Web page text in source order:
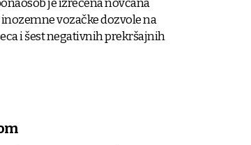
je izrečena novčana
vozačke dozvole na
i šest negativnih prekršajnih